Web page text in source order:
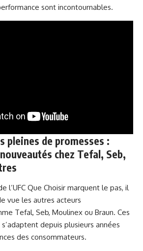
sont incontournables.
pleines de promesses :
chez Tefal, Seb,
l’UFC Que Choisir marquent le pas, il
vue les autres acteurs
Tefal, Seb, Moulinex ou Braun. Ces
depuis plusieurs années
des consommateurs.